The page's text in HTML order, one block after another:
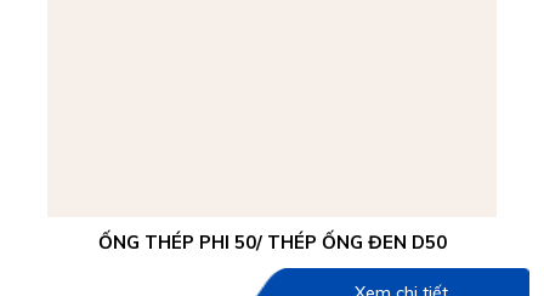
ỐNG THÉP PHI 50/ THÉP ỐNG ĐEN D50